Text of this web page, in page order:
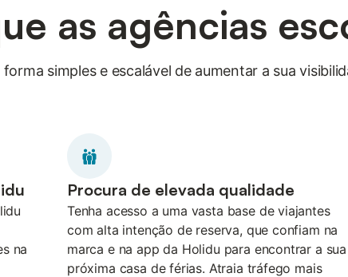
as agências
forma simples e escalável de aumentar a sua
na
Procura de elevada qualidade
Tenha acesso a uma vasta base de viajantes
com alta intenção de reserva, que confiam na
marca e na app da Holidu para encontrar a sua
próxima casa de férias. Atraia tráfego mais